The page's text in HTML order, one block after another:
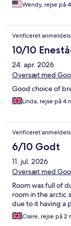
Wendy, rejse på
Verificeret
10/10
24. apr. 2026
Oversæt med
Good choice of
Linda, rejse på 4
Verificeret
6/10 Godt
11. jul. 2026
Oversæt med
Room was full of
room in the
due to it having a
Claire, rejse på 2